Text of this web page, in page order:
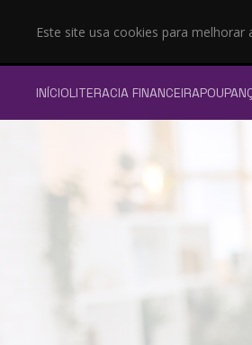
Este site usa cookies para
INÍCIOLITERACIA FINANCEIRA